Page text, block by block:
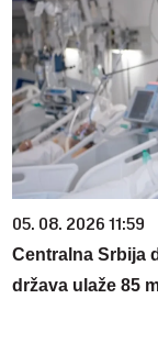
05. 08. 2026 11:59
Centralna Srbija
država ulaže 85